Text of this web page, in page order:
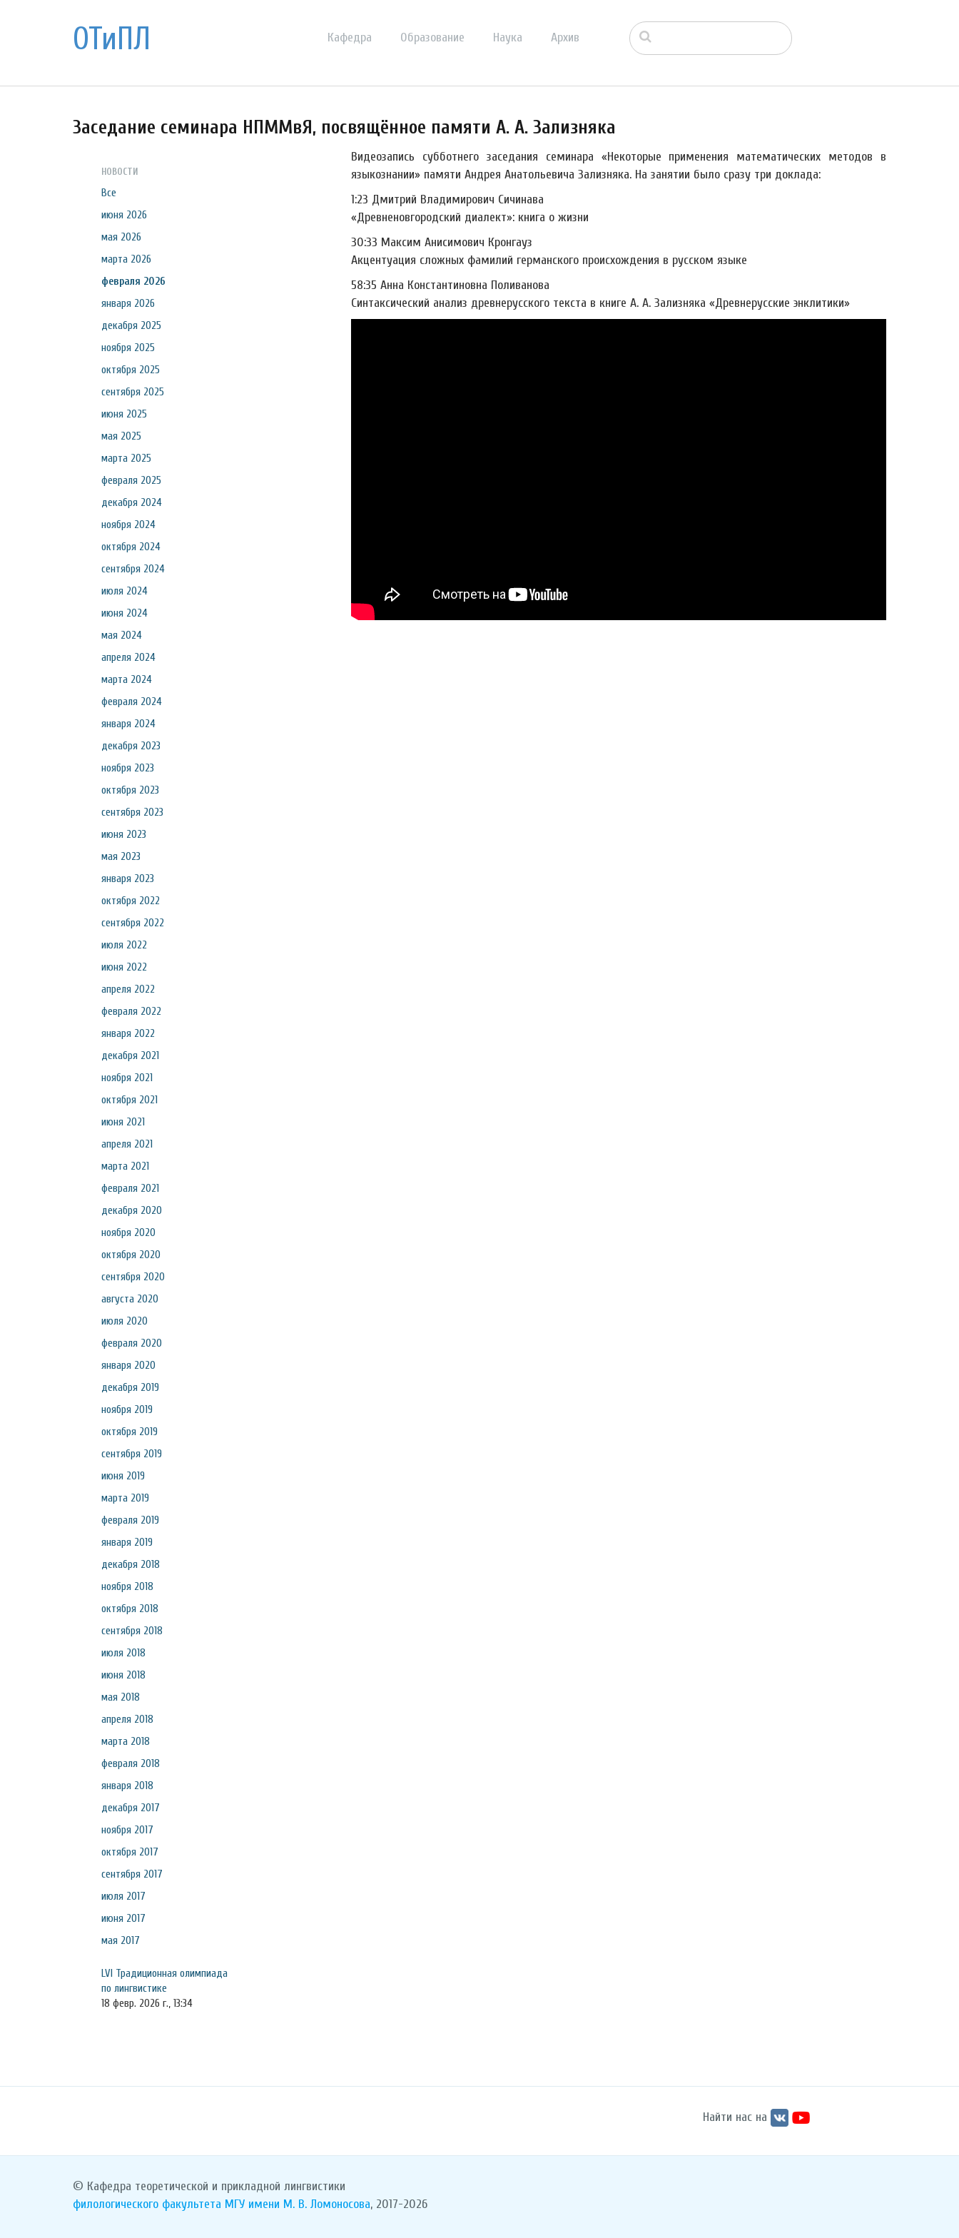
ОТиПЛ Кафедра Образование Наука Архив
Заседание семинара НПММвЯ, посвящённое памяти А. А. Зализняка
НОВОСТИ
Все
июня 2026
мая 2026
марта 2026
февраля 2026
января 2026
декабря 2025
ноября 2025
октября 2025
сентября 2025
июня 2025
мая 2025
марта 2025
февраля 2025
декабря 2024
ноября 2024
октября 2024
сентября 2024
июля 2024
июня 2024
мая 2024
апреля 2024
марта 2024
февраля 2024
января 2024
декабря 2023
ноября 2023
октября 2023
сентября 2023
июня 2023
мая 2023
января 2023
октября 2022
сентября 2022
июля 2022
июня 2022
апреля 2022
февраля 2022
января 2022
декабря 2021
ноября 2021
октября 2021
июня 2021
апреля 2021
марта 2021
февраля 2021
декабря 2020
ноября 2020
октября 2020
сентября 2020
августа 2020
июля 2020
февраля 2020
января 2020
декабря 2019
ноября 2019
октября 2019
сентября 2019
июня 2019
марта 2019
февраля 2019
января 2019
декабря 2018
ноября 2018
октября 2018
сентября 2018
июля 2018
июня 2018
мая 2018
апреля 2018
марта 2018
февраля 2018
января 2018
декабря 2017
ноября 2017
октября 2017
сентября 2017
июля 2017
июня 2017
мая 2017
LVI Традиционная олимпиада
по лингвистике
18 февр. 2026 г., 13:34
Видеозапись субботнего заседания семинара «Некоторые применения математических методов в
языкознании» памяти Андрея Анатольевича Зализняка. На занятии было сразу три доклада:
1:23 Дмитрий Владимирович Сичинава
«Древненовгородский диалект»: книга о жизни
30:33 Максим Анисимович Кронгауз
Акцентуация сложных фамилий германского происхождения в русском языке
58:35 Анна Константиновна Поливанова
Синтаксический анализ древнерусского текста в книге А. А. Зализняка «Древнерусские энклитики»
Найти нас на
© Кафедра теоретической и прикладной лингвистики
филологического факультета МГУ имени М. В. Ломоносова, 2017-2026